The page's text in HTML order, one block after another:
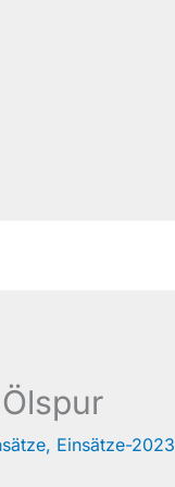
, Einsätze-2023